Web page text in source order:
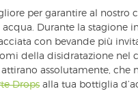
per garantire al nostro
Durante la stagione
con bevande più
della disidratazione nel
assolutamente, che
Drops alla tua bottiglia